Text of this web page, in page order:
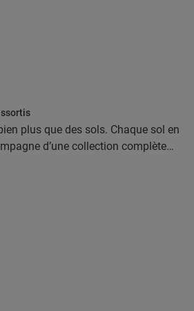
plus que des sols. Chaque sol en
d’une collection complète
parmi lesquels des sous-couches,